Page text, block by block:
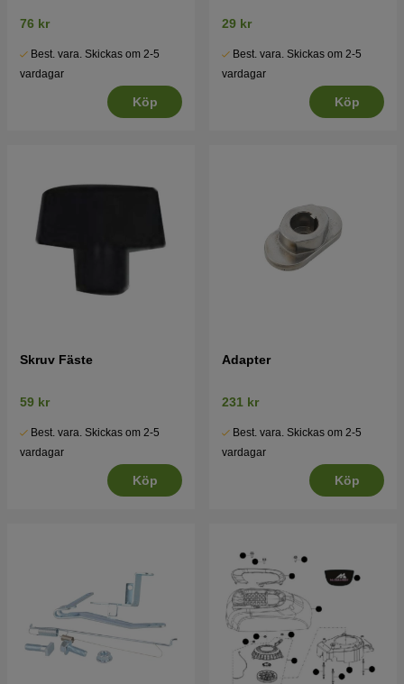
76 kr
Best. vara. Skickas om 2-5
vardagar
Köp
29 kr
Best. vara. Skickas om 2-5
vardagar
Köp
Skruv Fäste
59 kr
Best. vara. Skickas om 2-5
vardagar
Köp
Adapter
231 kr
Best. vara. Skickas om 2-5
vardagar
Köp